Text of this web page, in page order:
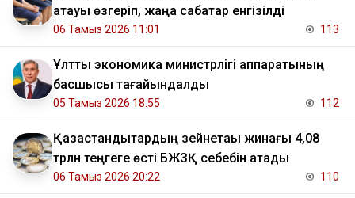
атауы өзгеріп, жаңа сабақтар енгізілді
06 Тамыз 2026 11:01 113
Ұлттық экономика министрлігі аппаратының
басшысы тағайындалды
05 Тамыз 2026 18:55 112
Қазақстандықтардың зейнетақы жинағы 4,08
трлн теңгеге өсті БЖЗҚ себебін атады
06 Тамыз 2026 20:22 110